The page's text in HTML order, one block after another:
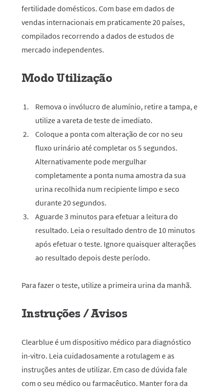
fertilidade domésticos. Com base em dados de
vendas internacionais em praticamente 20 países,
compilados recorrendo a dados de estudos de
mercado independentes.
Modo Utilização
Remova o invólucro de alumínio, retire a tampa, e
utilize a vareta de teste de imediato.
Coloque a ponta com alteração de cor no seu
fluxo urinário até completar os 5 segundos.
Alternativamente pode mergulhar
completamente a ponta numa amostra da sua
urina recolhida num recipiente limpo e seco
durante 20 segundos.
Aguarde 3 minutos para efetuar a leitura do
resultado. Leia o resultado dentro de 10 minutos
após efetuar o teste. Ignore quaisquer alterações
ao resultado depois deste período.
Para fazer o teste, utilize a primeira urina da manhã.
Instruções / Avisos
Clearblue é um dispositivo médico para diagnóstico
in-vitro. Leia cuidadosamente a rotulagem e as
instruções antes de utilizar. Em caso de dúvida fale
com o seu médico ou farmacêutico. Manter fora da